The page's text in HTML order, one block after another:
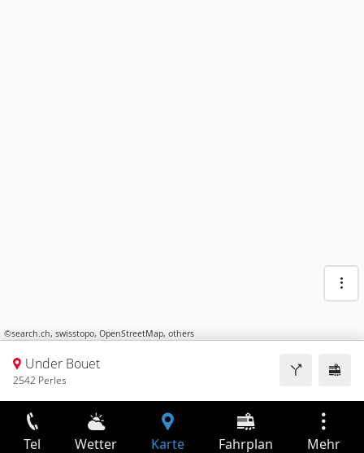
©search.ch, swisstopo, OpenStreetMap, others
Under Bouet
2542 Perles
Tel Wetter Karte Fahrplan Mehr